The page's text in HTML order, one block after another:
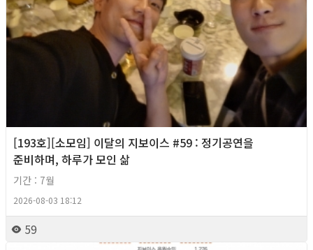
[193호][소모임] 이달의 지보이스 #59 : 정기공연을
준비하며, 하루가 모인 삶
기간 : 7월
2026-08-03 18:12
59